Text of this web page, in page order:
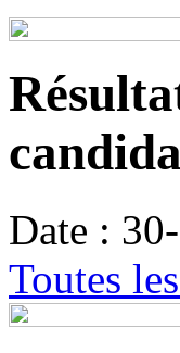
Date :
Toutes